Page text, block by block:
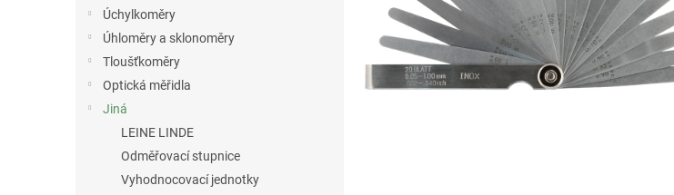
Úchylkoměry
Úhloměry a sklonoměry
Tloušťkoměry
Optická měřidla
Jiná
LEINE LINDE
Odměřovací stupnice
Vyhodnocovací jednotky